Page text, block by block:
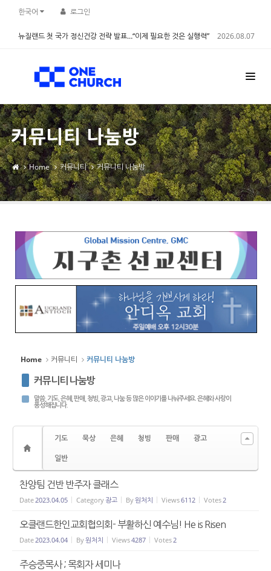
한국어 로그인
뉴질랜드 첫 국가 정신건강 전략 발표…“이제 필요한 것은 실행력” 2026.08.07
커뮤니티 나눔방
Home 커뮤니티 커뮤니티 나눔방
Home 커뮤니티 커뮤니티 나눔방
커뮤니티 나눔방
말씀, 기도, 은혜, 판매, 청빙, 광고, 나눔 등 많은 이야기를 나눠주세요. 은혜와 사랑이
풍성해집니다.
기도 묵상 은혜 청빙 판매
광고
일반
찬양팀 건반 반주자 클래스
Date 2023.04.05 Category 광고 By원처치 Views6112 Votes 2
오클랜드한인교회협의회- 부활하신 예수님! He is Risen
Date 2023.04.04 By원처치 Views4287 Votes 2
주승중목사 ; 목회자 세미나
Sketchbook5, 스케치북5